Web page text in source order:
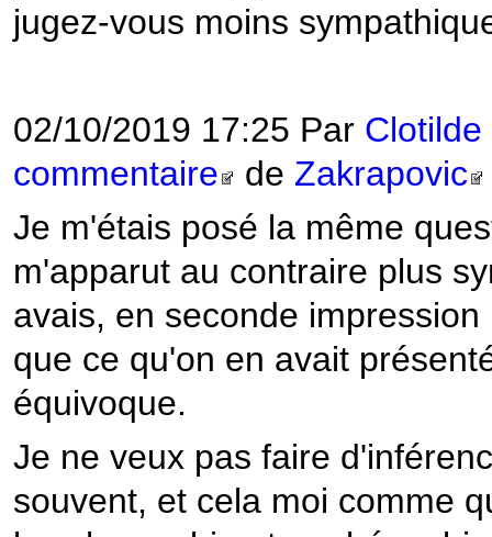
jugez-vous moins
02/10/2019 17:25 Par
commentaire
de Zakrapovic
Je m'étais posé la même
m'apparut au contraire plus
avais, en seconde
que ce qu'on en avait
équivoque.
Je ne veux pas faire
souvent, et cela moi comme